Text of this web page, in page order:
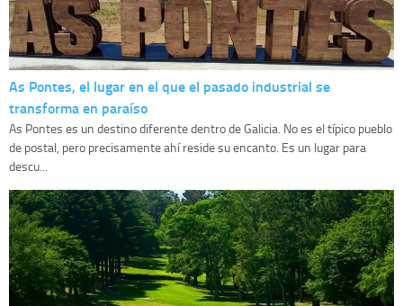
As Pontes, el lugar en el que el pasado industrial se
transforma en paraíso
As Pontes es un destino diferente dentro de Galicia. No es el típico pueblo
de postal, pero precisamente ahí reside su encanto. Es un lugar para
descu...